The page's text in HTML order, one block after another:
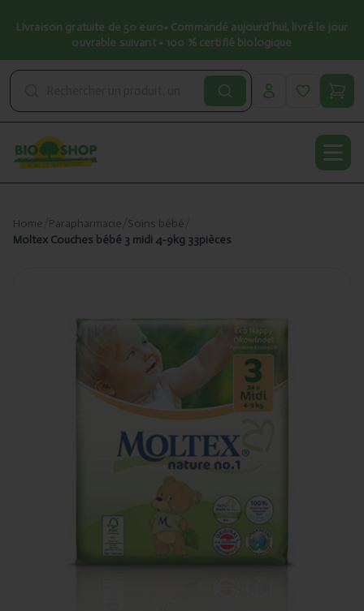
Livraison gratuite de 50 euro• Commandé aujourd’hui, livré le jour
ouvrable suivant • 100 % certifié biologique
Home Parapharmacie Soins bébé
Moltex Couches bébé 3 midi 4-9kg 33pièces